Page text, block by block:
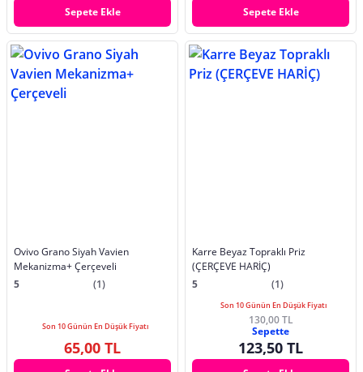
Sepete Ekle Sepete Ekle
Ovivo Grano Siyah Vavien
Mekanizma+ Çerçeveli
5
(1)
Son 10 Günün En Düşük Fiyatı
65,00 TL
Karre Beyaz Topraklı Priz
(ÇERÇEVE HARİÇ)
5
(1)
Son 10 Günün En Düşük Fiyatı
130,00 TL
Sepette
123,50 TL